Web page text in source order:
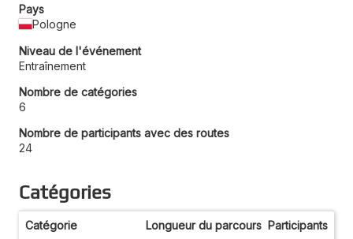
Pays
Pologne
Niveau de l'événement
Entraînement
Nombre de catégories
6
Nombre de participants avec des routes
24
Catégories
Catégorie Longueur du parcours Participants